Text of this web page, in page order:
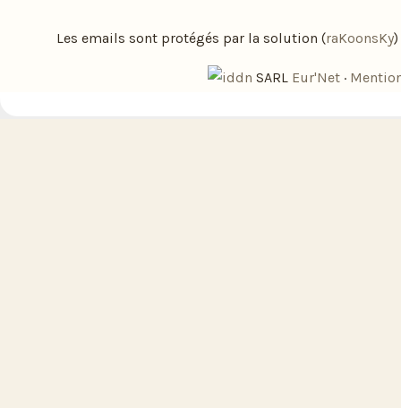
Les emails sont protégés par la solution (raKoonsKy)
SARL Eur'Net ·